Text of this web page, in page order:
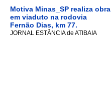
Motiva Minas_SP realiza obra
em viaduto na rodovia
Fernão Dias, km 77.
JORNAL ESTÂNCIA de ATIBAIA